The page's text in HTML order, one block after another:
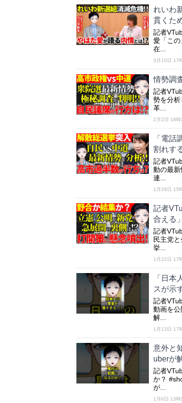
れいわ
貫くた
記者
愛「こ
在...
3月10日 17
情勢調
記者
勢を分
革...
2月2日 18時
「電
割れす
記者
動の最
連...
1月29日 15
記者
合える
記者
民主党
挙...
1月22日 17
「日
スが示
記者
動画を
解...
1月13日 17
意外と
uberが
記者
か？
が...
1月6日 13時